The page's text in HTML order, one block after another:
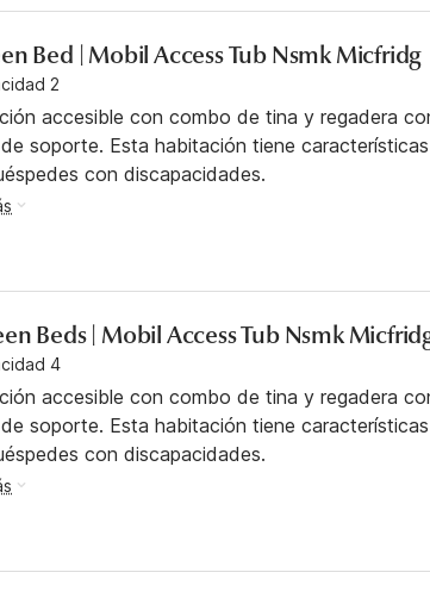
Bed | Mobil Access Tub Nsmk Micfridg
2
accesible con combo de tina y regadera
soporte. Esta habitación tiene características
con discapacidades.
Beds | Mobil Access Tub Nsmk
4
accesible con combo de tina y regadera
soporte. Esta habitación tiene características
con discapacidades.